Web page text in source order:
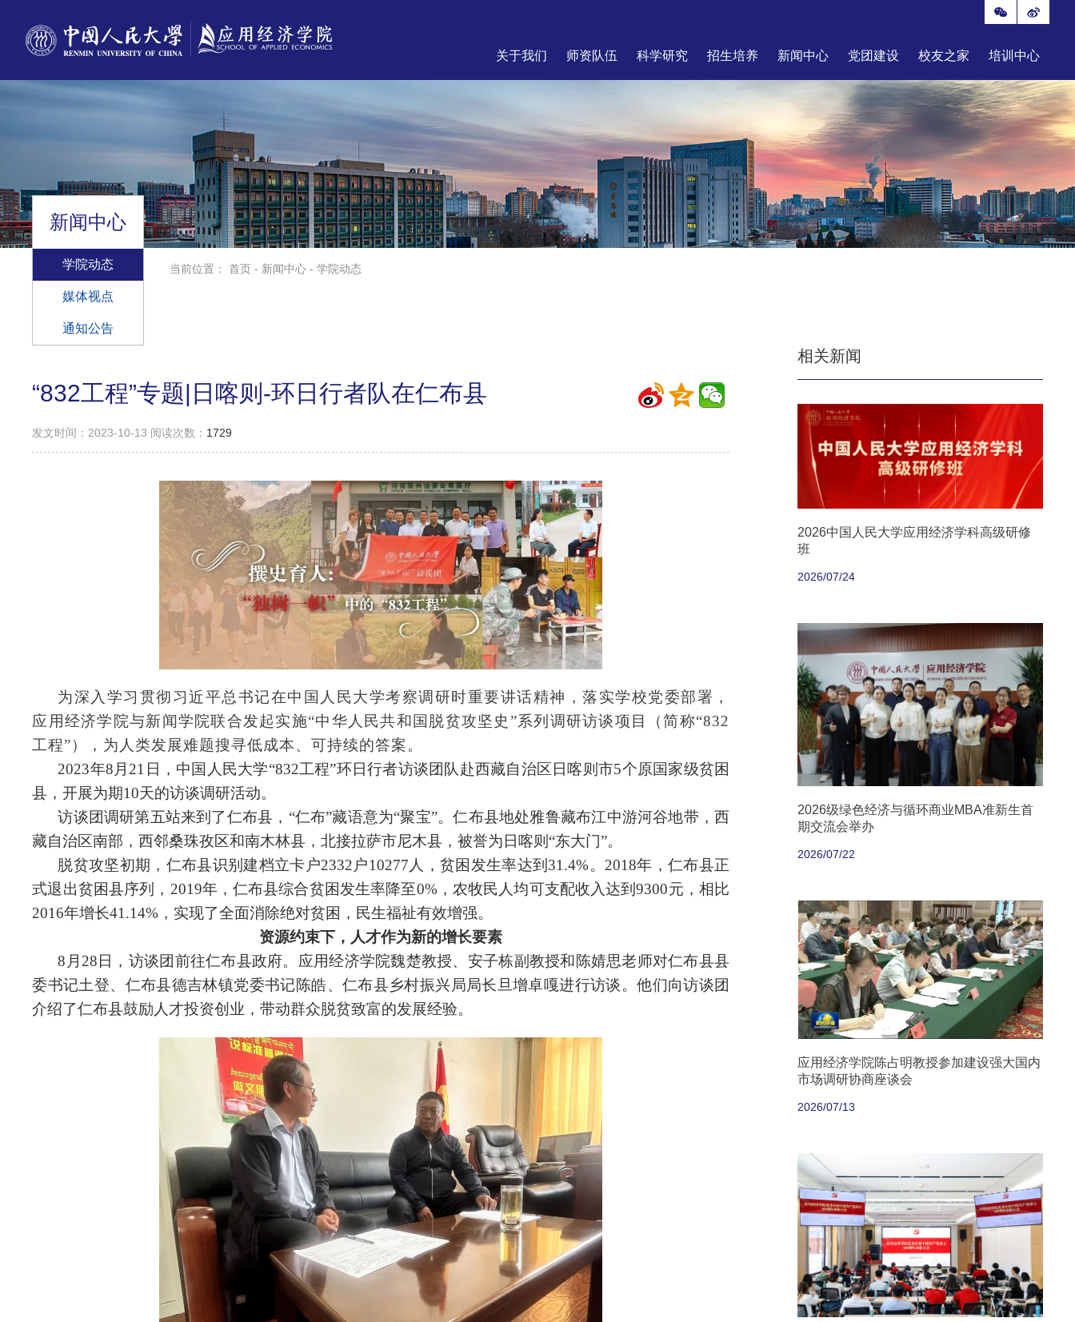
关于我们 师资队伍 科学研究 招生培养 新闻中心 党团建设 校友之家 培训中心
新闻中心
学院动态
媒体视点
通知公告
当前位置：首页 - 新闻中心 -学院动态
“832工程”专题|日喀则-环日行者队在仁布县
发文时间：2023-10-13 阅读次数： 1729
为深入学习贯彻习近平总书记在中国人民大学考察调研时重要讲话精神，落实学校党委部署，
应用经济学院与新闻学院联合发起实施“中华人民共和国脱贫攻坚史”系列调研访谈项目（简称“832
工程”），为人类发展难题搜寻低成本、可持续的答案。
2023年8月21日，中国人民大学“832工程”环日行者访谈团队赴西藏自治区日喀则市5个原国家级贫困
县，开展为期10天的访谈调研活动。
访谈团调研第五站来到了仁布县，“仁布”藏语意为“聚宝”。仁布县地处雅鲁藏布江中游河谷地带，西
藏自治区南部，西邻桑珠孜区和南木林县，北接拉萨市尼木县，被誉为日喀则“东大门”。
脱贫攻坚初期，仁布县识别建档立卡户2332户10277人，贫困发生率达到31.4%。2018年，仁布县正
式退出贫困县序列，2019年， 仁布县综合贫困发生率降至0%，农牧民人均可支配收入达到9300元，相比
2016年增长41.14%，实现了全面消除绝对贫困，民生福祉有效增强。
资源约束下，人才作为新的增长要素
8月28日， 访谈团前往仁布县政府。应用经济学院魏楚教授、安子栋副教授和陈婧思老师对仁布县县
委书记土登、 仁布县德吉林镇党委书记陈皓、仁布县乡村振兴局局长旦增卓嘎进行访谈。他们向访谈团
介绍了仁布县鼓励 人才投资创业，带动群众脱贫致富的发展经验。
相关新闻
2026中国人民大学应用经济学科高级研修
班
2026/07/24
2026级绿色经济与循环商业MBA准新生首
期交流会举办
2026/07/22
应用经济学院陈占明教授参加建设强大国内
市场调研协商座谈会
2026/07/13